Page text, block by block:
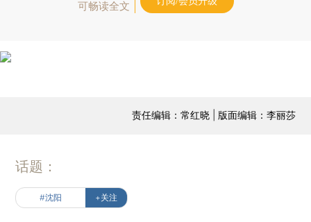
可畅读全文
责任编辑：常红晓 | 版面编辑：李丽莎
话题：
#沈阳 +关注